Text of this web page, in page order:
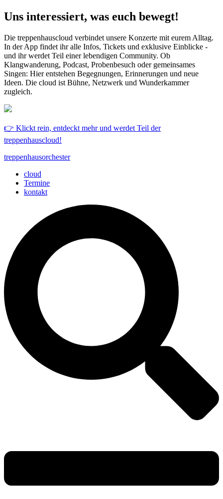
Uns interessiert, was euch bewegt!
Die treppenhauscloud verbindet unsere Konzerte mit eurem Alltag.
In der App findet ihr alle Infos, Tickets und exklusive Einblicke -
und ihr werdet Teil einer lebendigen Community. Ob
Klangwanderung, Podcast, Probenbesuch oder gemeinsames
Singen: Hier entstehen Begegnungen, Erinnerungen und neue
Ideen. Die cloud ist Bühne, Netzwerk und Wunderkammer
zugleich.
👉 Klickt rein, entdeckt mehr und werdet Teil der
treppenhauscloud!
treppenhausorchester
cloud
Termine
kontakt